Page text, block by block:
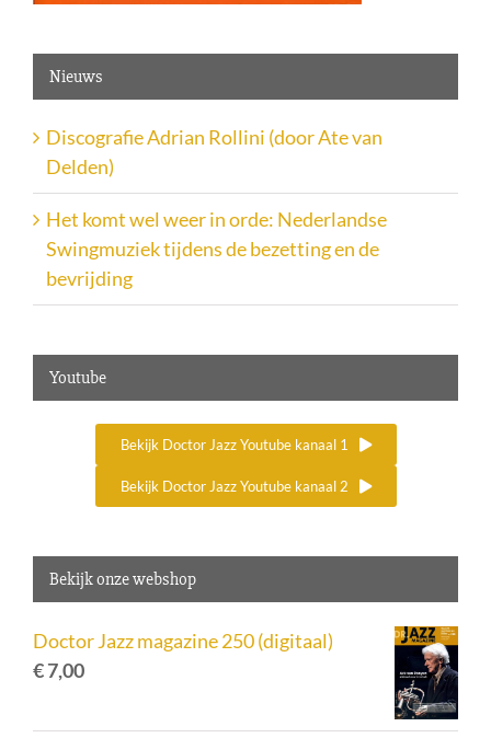
Nieuws
Discografie Adrian Rollini (door Ate van
Delden)
Het komt wel weer in orde: Nederlandse
Swingmuziek tijdens de bezetting en de
bevrijding
Youtube
Bekijk Doctor Jazz Youtube kanaal 1
Bekijk Doctor Jazz Youtube kanaal 2
Bekijk onze webshop
Doctor Jazz magazine 250 (digitaal)
€7,00